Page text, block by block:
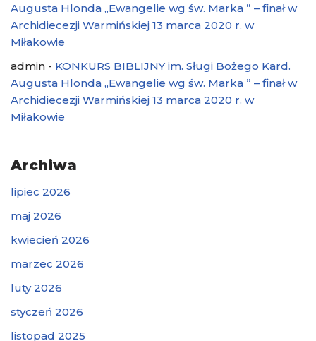
Augusta Hlonda „Ewangelie wg św. Marka ” – finał w
Archidiecezji Warmińskiej 13 marca 2020 r. w
Miłakowie
admin - KONKURS BIBLIJNY im. Sługi Bożego Kard.
Augusta Hlonda „Ewangelie wg św. Marka ” – finał w
Archidiecezji Warmińskiej 13 marca 2020 r. w
Miłakowie
Archiwa
lipiec 2026
maj 2026
kwiecień 2026
marzec 2026
luty 2026
styczeń 2026
listopad 2025